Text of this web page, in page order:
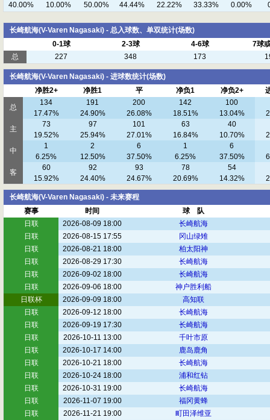
40.00%
10.00% 50.00% 44.44% 22.22% 33.33% 0.00%
长崎航海(V-Varen Nagasaki) - 总入球数、单双统计(场数)
0-1球
2-3球 4-6球
7球
总
227 348 173
长崎航海(V-Varen Nagasaki) - 进球数统计(场数)
净胜2+
净胜1 平 净负1 净负2+
总
134 191 200 142
100
17.47%
24.90% 26.08% 18.51% 13.04%
主
73 97 101 63
40
19.52%
25.94% 27.01% 16.84% 10.70%
中
1 2 6 1
6
6.25%
12.50% 37.50% 6.25% 37.50%
客
60 92 93 78
54
15.92%
24.40% 24.67% 20.69% 14.32%
长崎航海(V-Varen Nagasaki) - 未来赛程
赛事
时间
球 队
日联
2026-08-09 18:00
长崎航海
日联
2026-08-15 17:55
冈山绿雉
日联
2026-08-21 18:00
柏太阳神
日联
2026-08-29 17:30
长崎航海
日联
2026-09-02 18:00
长崎航海
日联
2026-09-06 18:00
神户胜利船
日联杯
2026-09-09 18:00
高知联
日联
2026-09-12 18:00
长崎航海
日联
2026-09-19 17:30
长崎航海
日联
2026-10-11 13:00
千叶市原
日联
2026-10-17 14:00
鹿岛鹿角
日联
2026-10-21 18:00
长崎航海
日联
2026-10-24 18:00
浦和红钻
日联
2026-10-31 19:00
长崎航海
日联
2026-11-07 19:00
福冈黄蜂
日联
2026-11-21 19:00
町田泽维亚